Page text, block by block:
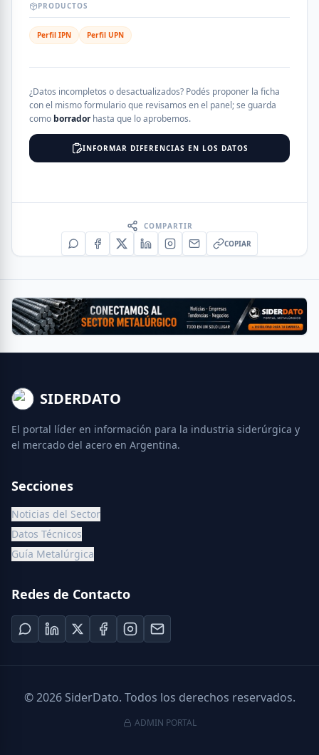
PRODUCTOS
Perfil IPN Perfil UPN
¿Datos incompletos o desactualizados? Podés proponer la ficha
con el mismo formulario que revisamos en el panel; se guarda
como borradorhasta que lo aprobemos.
INFORMAR DIFERENCIAS EN LOS DATOS
COMPARTIR
COPIAR
SIDERDATO
El portal líder en información para la industria siderúrgica y
el mercado del acero en Argentina.
Secciones
Noticias del Sector
Datos Técnicos
Guía Metalúrgica
Redes de Contacto
©2026SiderDato. Todos los derechos reservados.
ADMIN PORTAL